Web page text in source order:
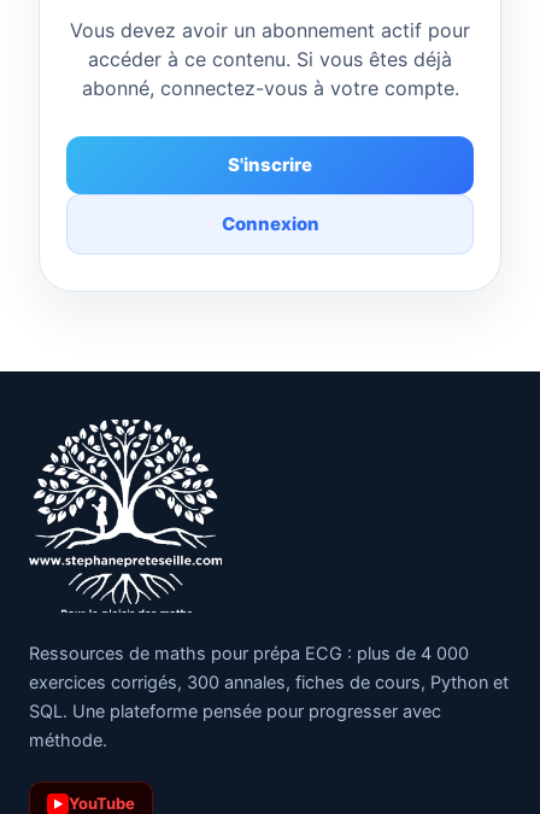
Vous devez avoir un abonnement actif pour
accéder à ce contenu. Si vous êtes déjà
abonné, connectez-vous à votre compte.
S'inscrire
Connexion
Ressources de maths pour prépa ECG : plus de 4 000
exercices corrigés, 300 annales, fiches de cours, Python et
SQL. Une plateforme pensée pour progresser avec
méthode.
▶ YouTube